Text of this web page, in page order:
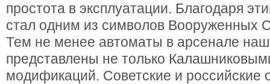
простота в эксплуатации. Благодаря
стал одним из символов Вооруженных
Тем не менее автоматы в арсенале
представлены не только
модификаций. Советские и российские